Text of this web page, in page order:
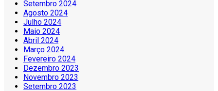
Setembro 2024
Agosto 2024
Julho 2024
Maio 2024
Abril 2024
Março 2024
Fevereiro 2024
Dezembro 2023
Novembro 2023
Setembro 2023